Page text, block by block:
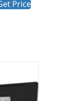
Price